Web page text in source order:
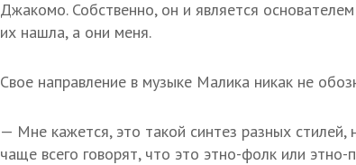
Джакомо. Собственно, он и является
их нашла, а они меня.
Свое направление в музыке Малика никак не
— Мне кажется, это такой синтез разных
чаще всего говорят, что это этно-фолк или